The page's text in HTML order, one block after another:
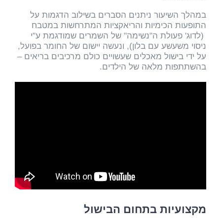
במהלך השיעור ניתנים הסברים בשילוב הדגמות על
התופעות הכימיות והריאקציות המתרחשות במטבח
(לדוג' פעולת ה"נשימה" של השמרים שמודגמת ע"י
ניסוי משעשע עם בלון), ונעשה יישום של החומר בפועל,
על ידי בישול מאכלים שעשויים כולם מרכיבים בריאים –
בהשתתפות מלאה של הילדים.
מקצועיות בתחום הבישול